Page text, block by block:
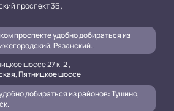
проспект 3Б ,
проспекте удобно добираться из
Рязанский..
шоссе 27 к. 2 ,
Пятницкое шоссе
добираться из районов: Тушино,